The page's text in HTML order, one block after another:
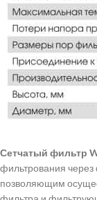
Сетчатый фильтр
фильтрования
позволяющим